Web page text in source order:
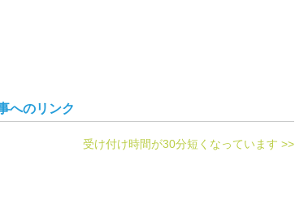
へのリンク
受け付け時間が30分短くなっています >>